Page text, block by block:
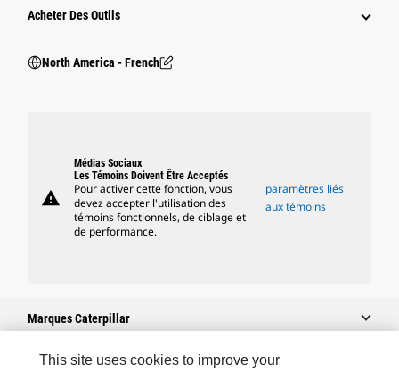
Acheter Des Outils
North America - French
warning
Médias Sociaux
Les Témoins Doivent Être Acceptés
Pour activer cette fonction, vous
devez accepter l'utilisation des
témoins fonctionnels, de ciblage et
de performance.
paramètres liés
aux témoins
Marques Caterpillar
This site uses cookies to improve your